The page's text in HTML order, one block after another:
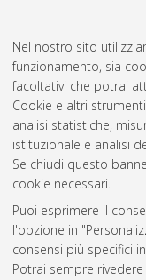
Nel nostro sito
funzionamento, sia
facoltativi che potrai
Cookie e altri
analisi statistiche,
istituzionale e analisi
Se chiudi questo
cookie necessari.
Puoi esprimere il
l'opzione in
consensi più specifici
Potrai sempre
per l'Agenzia di
[Laurea], Università
[L-DM509],
Questa lista e'
Atom
Rss 1.0
Rss 2.0